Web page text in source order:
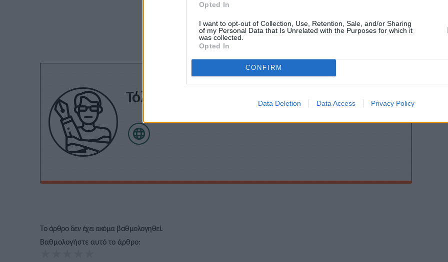
Opted In
I want to opt-out of Collection, Use, Retention, Sale, and/or Sharing
of my Personal Data that Is Unrelated with the Purposes for which it
was collected.
Opted In
CONFIRM
Data Deletion Data Access Privacy Policy
Τόλης Λελεκίδης
Το άρθρο δεν έχει ακόμα βαθμολογηθεί.
Βαθμολογήστε αυτό το άρθρο: